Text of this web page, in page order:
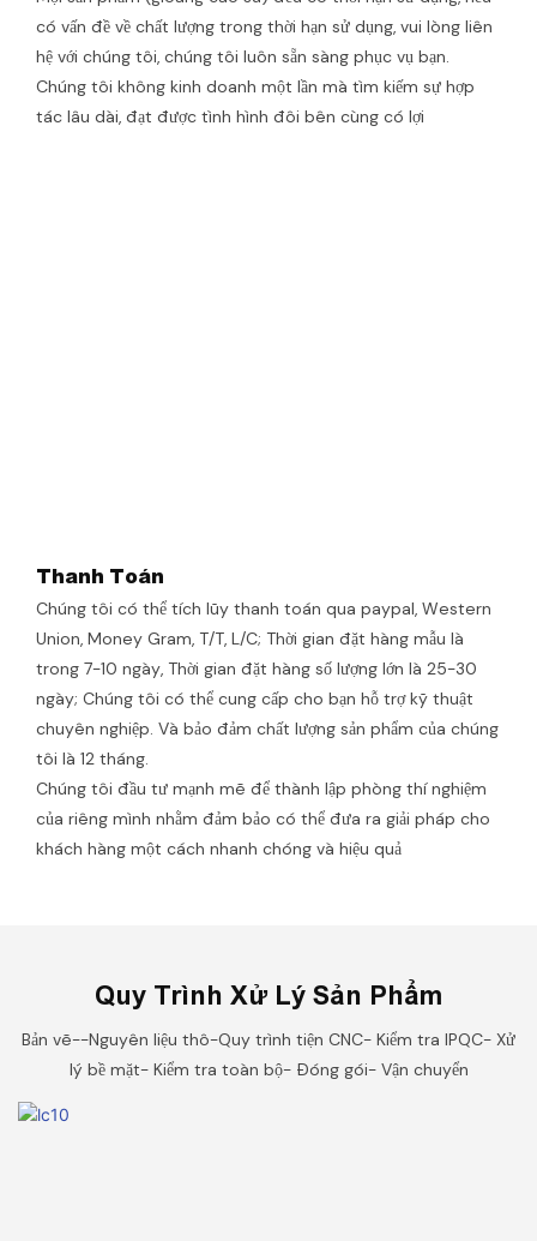
có vấn đề về chất lượng trong thời hạn sử dụng, vui lòng liên
hệ với chúng tôi, chúng tôi luôn sẵn sàng phục vụ bạn.
Chúng tôi không kinh doanh một lần mà tìm kiếm sự hợp
tác lâu dài, đạt được tình hình đôi bên cùng có lợi
Thanh Toán
Chúng tôi có thể tích lũy thanh toán qua paypal, Western
Union, Money Gram, T/T, L/C; Thời gian đặt hàng mẫu là
trong 7-10 ngày, Thời gian đặt hàng số lượng lớn là 25-30
ngày; Chúng tôi có thể cung cấp cho bạn hỗ trợ kỹ thuật
chuyên nghiệp. Và bảo đảm chất lượng sản phẩm của chúng
tôi là 12 tháng.
Chúng tôi đầu tư mạnh mẽ để thành lập phòng thí nghiệm
của riêng mình nhằm đảm bảo có thể đưa ra giải pháp cho
khách hàng một cách nhanh chóng và hiệu quả
Quy Trình Xử Lý Sản Phẩm
Bản vẽ--Nguyên liệu thô-Quy trình tiện CNC- Kiểm tra IPQC- Xử
lý bề mặt- Kiểm tra toàn bộ- Đóng gói- Vận chuyển